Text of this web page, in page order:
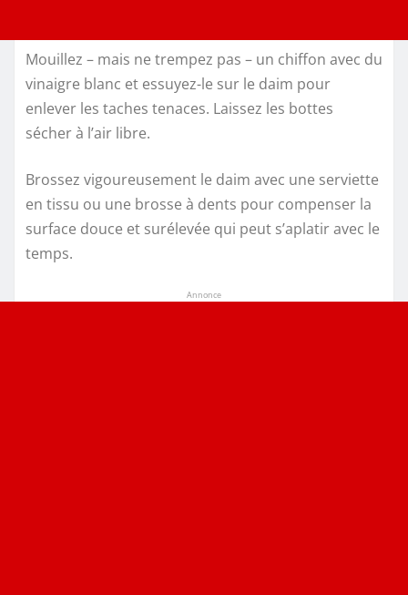
Mouillez – mais ne trempez pas – un chiffon avec du
vinaigre blanc et essuyez-le sur le daim pour
enlever les taches tenaces. Laissez les bottes
sécher à l’air libre.
Brossez vigoureusement le daim avec une serviette
en tissu ou une brosse à dents pour compenser la
surface douce et surélevée qui peut s’aplatir avec le
temps.
Annonce